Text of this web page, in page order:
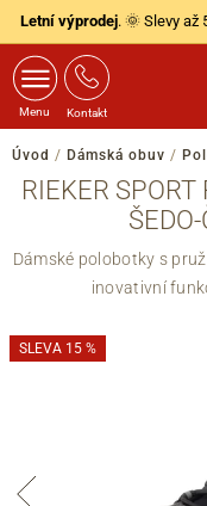
Letní výprodej. 🌞 Slevy až
Menu Kontakt
Úvod / Dámská obuv /
RIEKER
Dámské polobotky s
inovativní
SLEVA 15 %